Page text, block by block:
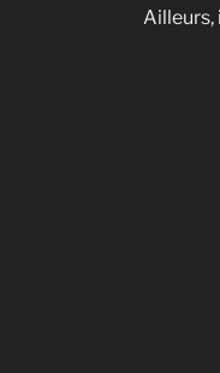
Ailleurs,